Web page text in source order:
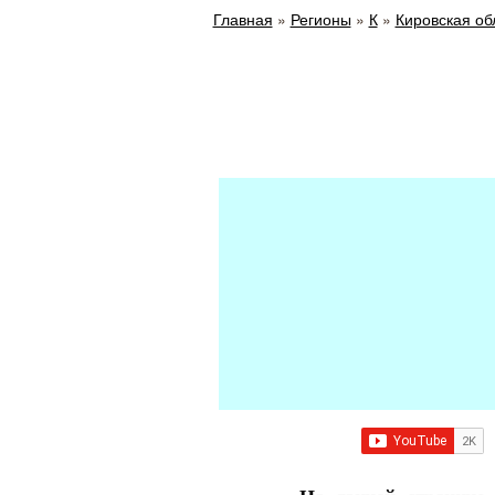
Главная » Регионы» К» Кировская